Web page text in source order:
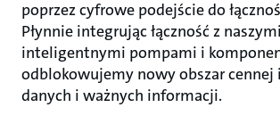
poprzez cyfrowe podejście do
Płynnie integrując łączność z naszymi
inteligentnymi pompami i
odblokowujemy nowy obszar cennej
danych i ważnych informacji.